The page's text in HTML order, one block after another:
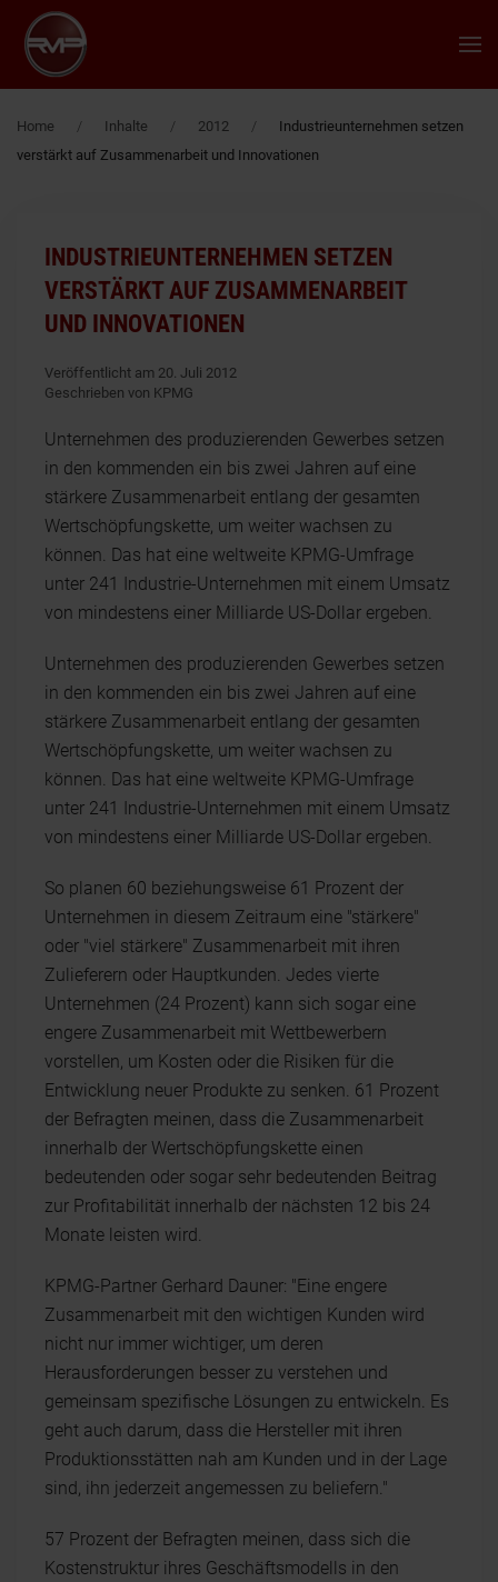
Zum Hauptinhalt springen
Home Inhalte 2012
Industrieunternehmen setzen
verstärkt auf Zusammenarbeit und Innovationen
INDUSTRIEUNTERNEHMEN SETZEN
VERSTÄRKT AUF ZUSAMMENARBEIT
UND INNOVATIONEN
Veröffentlicht am 20. Juli 2012
Geschrieben von KPMG
Unternehmen des produzierenden Gewerbes setzen
in den kommenden ein bis zwei Jahren auf eine
stärkere Zusammenarbeit entlang der gesamten
Wertschöpfungskette, um weiter wachsen zu
können. Das hat eine weltweite KPMG-Umfrage
unter 241 Industrie-Unternehmen mit einem Umsatz
von mindestens einer Milliarde US-Dollar ergeben.
Unternehmen des produzierenden Gewerbes setzen
in den kommenden ein bis zwei Jahren auf eine
stärkere Zusammenarbeit entlang der gesamten
Wertschöpfungskette, um weiter wachsen zu
können. Das hat eine weltweite KPMG-Umfrage
unter 241 Industrie-Unternehmen mit einem Umsatz
von mindestens einer Milliarde US-Dollar ergeben.
So planen 60 beziehungsweise 61 Prozent der
Unternehmen in diesem Zeitraum eine "stärkere"
oder "viel stärkere" Zusammenarbeit mit ihren
Zulieferern oder Hauptkunden. Jedes vierte
Unternehmen (24 Prozent) kann sich sogar eine
engere Zusammenarbeit mit Wettbewerbern
vorstellen, um Kosten oder die Risiken für die
Entwicklung neuer Produkte zu senken. 61 Prozent
der Befragten meinen, dass die Zusammenarbeit
innerhalb der Wertschöpfungskette einen
bedeutenden oder sogar sehr bedeutenden Beitrag
zur Profitabilität innerhalb der nächsten 12 bis 24
Monate leisten wird.
KPMG-Partner Gerhard Dauner: "Eine engere
Zusammenarbeit mit den wichtigen Kunden wird
nicht nur immer wichtiger, um deren
Herausforderungen besser zu verstehen und
gemeinsam spezifische Lösungen zu entwickeln. Es
geht auch darum, dass die Hersteller mit ihren
Produktionsstätten nah am Kunden und in der Lage
sind, ihn jederzeit angemessen zu beliefern."
57 Prozent der Befragten meinen, dass sich die
Kostenstruktur ihres Geschäftsmodells in den